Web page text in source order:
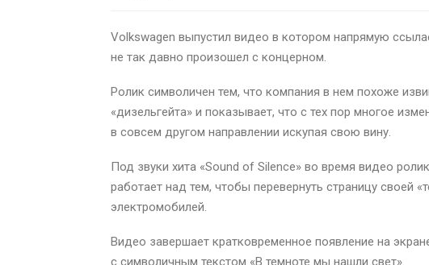
Volkswagen выпустил видео в котором напрямую
не так давно произошел с концерном.
Ролик символичен тем, что компания в нем похоже
«дизельгейта» и показывает, что с тех пор многое
в совсем другом направлении искупая свою вину.
Под звуки хита «Sound of Silence» во время видео
работает над тем, чтобы перевернуть страницу своей
электромобилей.
Видео завершает кратковременное появление на
с символичным текстом «В темноте мы нашли свет».